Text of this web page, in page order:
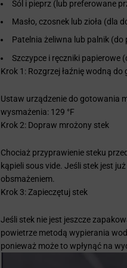
Sól i pieprz (lub preferowane
Masło, czosnek lub zioła (dla
Patelnia żeliwna lub palnik
Szczypce i ręczniki papierowe
Krok 1: Rozgrzej łaźnię wodną
Ustaw urządzenie do gotowania
wysmażenia: 129 °F
Krok 2: Dopraw mrożony stek
Chociaż przyprawienie steku
kąpieli sous vide. Jeśli stek jest
obsmażeniem.
Krok 3: Zapieczętuj stek
Jeśli stek nie jest jeszcze
powietrze metodą wypierania
ponieważ może to wpłynąć na